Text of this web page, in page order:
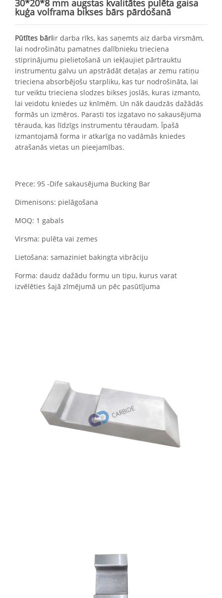
30*20*8 mm augstas kvalitātes pulēta gaisa
kuģa volframa bikses bārs pārdošanā
Pūtītes bāriir darba rīks, kas saņemts aiz darba virsmām,
lai nodrošinātu pamatnes dalībnieku trieciena
stiprinājumu pielietošanā un iekļaujiet pārtrauktu
instrumentu galvu un apstrādāt detaļas ar zemu ratiņu
trieciena absorbējošu starpliku, kas tur nodrošināta, lai
tur veiktu trieciena slodzes bikses joslās, kuras izmanto,
lai veidotu kniedes uz knīmēm. Un nāk daudzās dažādās
formās un izmēros. Parasti tos izgatavo no sakausējuma
tērauda, ​​kas līdzīgs instrumentu tēraudam. Īpašā
izmantojamā forma ir atkarīga no vadāmās kniedes
atrašanās vietas un pieejamības.
Prece: 95 -Dife sakausējuma Bucking Bar
Dimenisons: pielāgošana
MOQ: 1 gabals
Virsma: pulēta vai zemes
Lietošana: samaziniet bakingta vibrāciju
Forma: daudz dažādu formu un tipu, kurus varat
izvēlēties šajā zīmējumā un pēc pasūtījuma